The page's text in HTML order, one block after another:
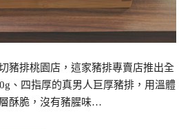
豬排桃園店，這家豬排專賣店推出全
、四指厚的真男人巨厚豬排，用溫體
酥脆，沒有豬腥味…